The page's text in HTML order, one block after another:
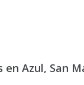
en Azul, San